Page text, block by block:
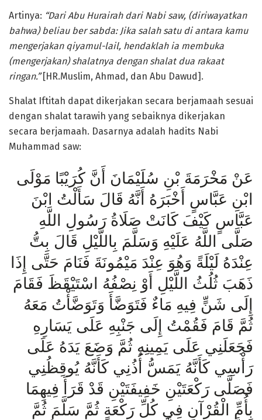
Artinya: “Dari Abu Hurairah dari Nabi saw, (diriwayatkan
bahwa) beliau ber­ sabda: Jika salah satu di antara kamu
mengerjakan qiyamul-lail, hendaklah ia membuka
(mengerjakan) shalatnya dengan shalat dua rakaat
ringan.”[HR.Muslim, Ahmad, dan Abu Dawud].
Shalat Iftitah dapat dikerjakan secara berjamaah sesuai
dengan shalat tarawih yang sebaiknya dikerjakan
secara berjamaah. Dasarnya adalah hadits Nabi
Muhammad saw:
عَنْ مَخْرَمَةَ بْنِ سُلَيْمَانَ أَنَّ كُرَيْبًا مَوْلَى
ابْنِ عَبَّاسٍ أَخْبَرَهُ أَنَّهُ قَالَ سَأَلْتُ ابْنَ
عَبَّاسٍ كَيْفَ كَانَتْ صَلَاةُ رَسُولِ اللَّهِ
صَلَّى اللَّهُ عَلَيْهِ وَسَلَّمَ بِاللَّيْلِ قَالَ بِتُّ
عِنْدَهُ لَيْلَةً وَهُوَ عِنْدَ مَيْمُونَةَ فَنَامَ حَتَّى إِذَا
ذَهَبَ ثُلُثُ اللَّيْلِ أَوْ نِصْفُهُ اسْتَيْقَظَ فَقَامَ
إِلَى شَنٍّ فِيهِ مَاءٌ فَتَوَضَّأَ وَتَوَضَّأْتُ مَعَهُ
ثُمَّ قَامَ فَقُمْتُ إِلَى جَنْبِهِ عَلَى يَسَارِهِ
فَجَعَلَنِي عَلَى يَمِينِهِ ثُمَّ وَضَعَ يَدَهُ عَلَى
رَأْسِي كَأَنَّهُ يَمَسُّ أُذُنِي كَأَنَّهُ يُوقِظُنِي
فَصَلَّى رَكْعَتَيْنِ خَفِيفَتَيْنِ قَدْ قَرَأَ فِيهِمَا
بِأُمِّ الْقُرْآنِ فِي كُلِّ رَكْعَةٍ ثُمَّ سَلَّمَ ثُمَّ